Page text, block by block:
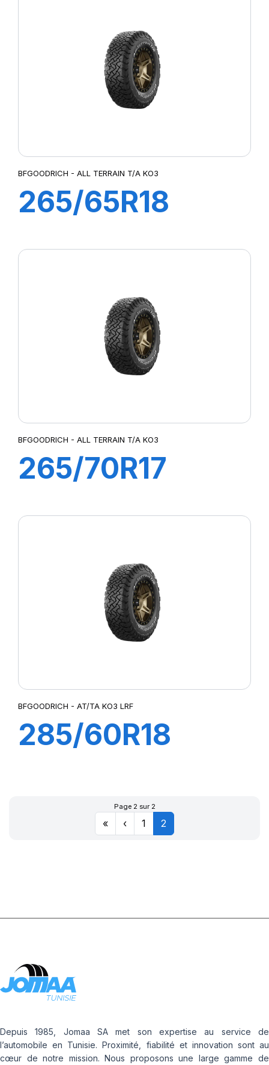
BFGOODRICH - ALL TERRAIN T/A KO3
265/65R18
BFGOODRICH - ALL TERRAIN T/A KO3
265/70R17
BFGOODRICH - AT/TA KO3 LRF
285/60R18
AT/TAKO3 RWL
Page 2 sur 2
« ‹ 1 2
Depuis 1985, Jomaa SA met son expertise au service de
l’automobile en Tunisie. Proximité, fiabilité et innovation sont au
cœur de notre mission. Nous proposons une large gamme de